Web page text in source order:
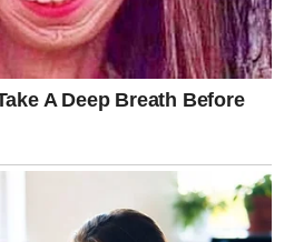
osobu koja ih fascinira
neko priznaje emocije koje je
da je voljen, poštovan i